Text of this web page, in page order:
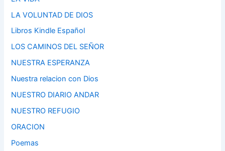
LA VOLUNTAD DE DIOS
Libros Kindle Español
LOS CAMINOS DEL SEÑOR
NUESTRA ESPERANZA
Nuestra relacion con Dios
NUESTRO DIARIO ANDAR
NUESTRO REFUGIO
ORACION
Poemas